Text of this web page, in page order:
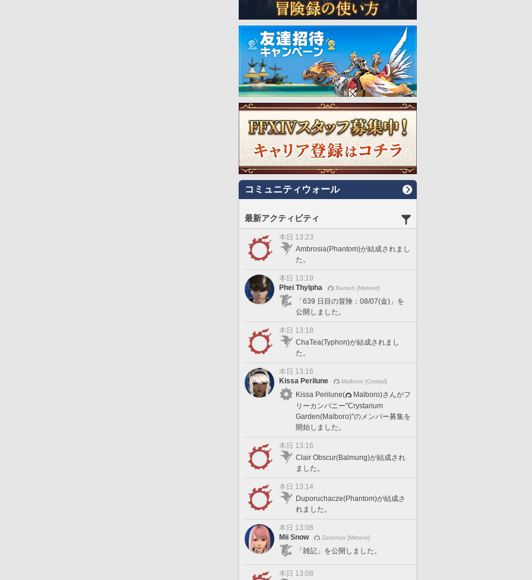
コミュニティウォール
最新アクティビティ
本日 13:23
Ambrosia(Phantom)が結成されまし
た。
本日 13:19
Phei Thylpha
Ramuh [Meteor]
「639 日目の冒険：08/07(金)」を
公開しました。
本日 13:18
ChaTea(Typhon)が結成されまし
た。
本日 13:16
Kissa Perilune
Malboro [Crystal]
Kissa Perilune(
Malboro)さんがフ
リーカンパニー"Crystarium
Garden(Malboro)"のメンバー募集を
開始しました。
本日 13:16
Clair Obscur(Balmung)が結成され
ました。
本日 13:14
Duporuchacze(Phantom)が結成さ
れました。
本日 13:08
Mii Snow
Zeromus [Meteor]
「雑記」を公開しました。
本日 13:08